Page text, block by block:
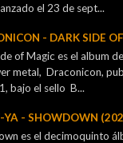
el 23 de sept...
- DARK SIDE
of Magic es el album
metal, Draconicon,
bajo el sello B...
YA - SHOWDOWN
es el decimoquinto